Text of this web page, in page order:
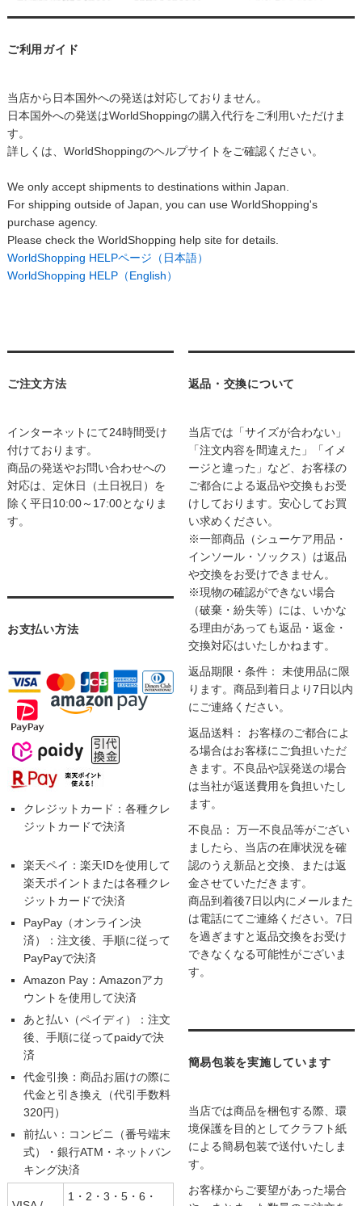
ご利用ガイド
当店から日本国外への発送は対応しておりません。
日本国外への発送はWorldShoppingの購入代行をご利用いただけま
す。
詳しくは、WorldShoppingのヘルプサイトをご確認ください。
We only accept shipments to destinations within Japan.
For shipping outside of Japan, you can use WorldShopping's
purchase agency.
Please check the WorldShopping help site for details.
WorldShopping HELPページ（日本語）
WorldShopping HELP（English）
ご注文方法
インターネットにて24時間受け
付けております。
商品の発送やお問い合わせへの
対応は、定休日（土日祝日）を
除く平日10:00～17:00となりま
す。
お支払い方法
クレジットカード：各種クレ
ジットカードで決済
楽天ペイ：楽天IDを使用して
楽天ポイントまたは各種クレ
ジットカードで決済
PayPay（オンライン決
済）：注文後、手順に従って
PayPayで決済
Amazon Pay：Amazonアカ
ウントを使用して決済
あと払い（ペイディ）：注文
後、手順に従ってpaidyで決
済
代金引換：商品お届けの際に
代金と引き換え（代引手数料
320円）
前払い：コンビニ（番号端末
式）・銀行ATM・ネットバン
キング決済
1・2・3・5・6・
返品・交換について
当店では「サイズが合わない」
「注文内容を間違えた」「イメ
ージと違った」など、お客様の
ご都合による返品や交換もお受
けしております。安心してお買
い求めください。
※一部商品（シューケア用品・
インソール・ソックス）は返品
や交換をお受けできません。
※現物の確認ができない場合
（破棄・紛失等）には、いかな
る理由があっても返品・返金・
交換対応はいたしかねます。
返品期限・条件： 未使用品に限
ります。商品到着日より7日以内
にご連絡ください。
返品送料： お客様のご都合によ
る場合はお客様にご負担いただ
きます。不良品や誤発送の場合
は当社が返送費用を負担いたし
ます。
不良品： 万一不良品等がござい
ましたら、当店の在庫状況を確
認のうえ新品と交換、または返
金させていただきます。
商品到着後7日以内にメールまた
は電話にてご連絡ください。7日
を過ぎますと返品交換をお受け
できなくなる可能性がございま
す。
簡易包装を実施しています
当店では商品を梱包する際、環
境保護を目的としてクラフト紙
による簡易包装で送付いたしま
す。
お客様からご要望があった場合